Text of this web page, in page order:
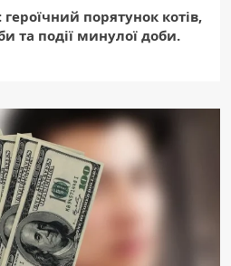
порятунок котів,
та події минулої доби.